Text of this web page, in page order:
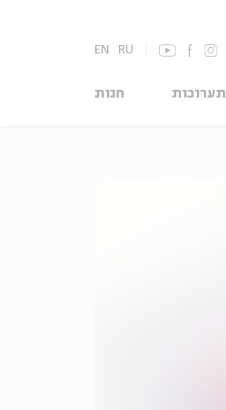
EN RU
תערוכות חנות